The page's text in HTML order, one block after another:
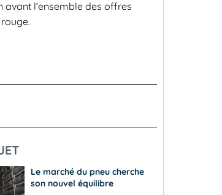
avant l’ensemble des offres
Le marché du pneu cherche
son nouvel équilibre